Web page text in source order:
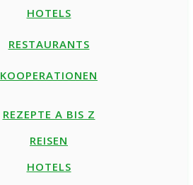
HOTELS
RESTAURANTS
KOOPERATIONEN
REZEPTE A BIS Z
REISEN
HOTELS